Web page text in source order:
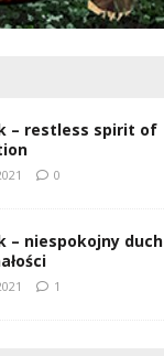
– restless spirit of
0
– niespokojny duch
1